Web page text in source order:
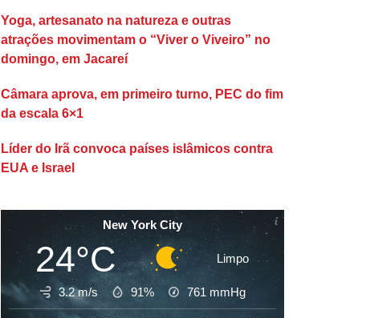
Yoga, artesanato na natureza e outras
atrações movimentam o “Viver o Viveiro” no
domingo, em Jacareí
Câmara aprova, em primeiro turno, PEC do fim
da escala 6×1
Líder do Irã convoca países islâmicos contra
EUA e Israel
New York City
24°C Limpo
3.2 m/s 91% 761 mmHg